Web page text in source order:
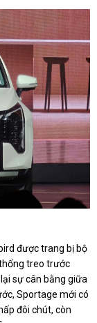
được trang bị bộ
treo trước
sự cân bằng giữa
Sportage mới có
đôi chút, còn